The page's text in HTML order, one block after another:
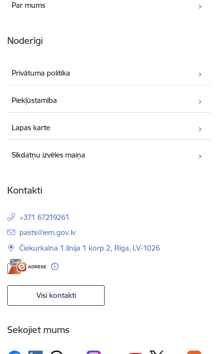
Par mums
Noderīgi
Privātuma politika
Piekļūstamība
Lapas karte
Sīkdatņu izvēles maiņa
Kontakti
+371 67219261
E-pasts:
pasts@iem.gov.lv
Čiekurkalna 1.līnija 1 korp.2, Rīga, LV-1026
Visi kontakti
Sekojiet mums